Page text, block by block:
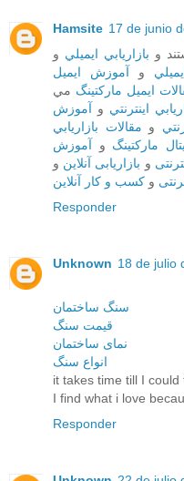
Hamsite 17 de junio
و بازاريابي ايميلي و
و آموزش ايميل
ايميل مارکتينگ مي
اينترنتي و آموزش
و مقالات بازاريابي
مارکتينگ و آموزش
و بازاریابی آنلاین و
و کسب و کار آنلاین
Responder
Unknown 18 de julio
سنگ ساختمان
قیمت سنگ
نمای ساختمان
انواع سنگ
it takes time till I
I find what i love
Responder